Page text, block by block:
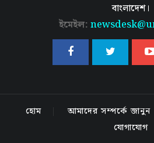
বাংলাদেশ।
ইমেইল:
হোম আমাদের সম্পর্কে জানুন
যোগাযোগ